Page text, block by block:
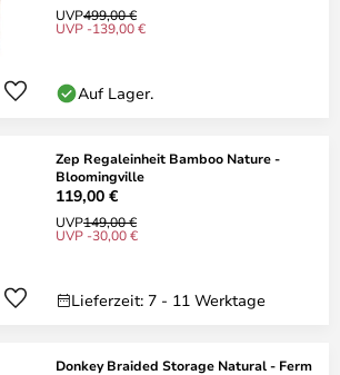
UVP499,00 €
UVP -139,00 €
Auf Lager.
Zep Regaleinheit Bamboo Nature -
Bloomingville
119,00 €
UVP149,00 €
UVP -30,00 €
Lieferzeit: 7 - 11 Werktage
Donkey Braided Storage Natural - Ferm